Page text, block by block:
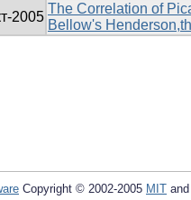
2005
The Correlation of
Bellow's
Copyright © 2002-2005 MIT